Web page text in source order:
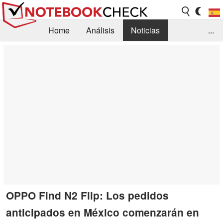
Home Análisis
Noticias
...
OPPO Find N2 Flip: Los pedidos
anticipados en México comenzarán en